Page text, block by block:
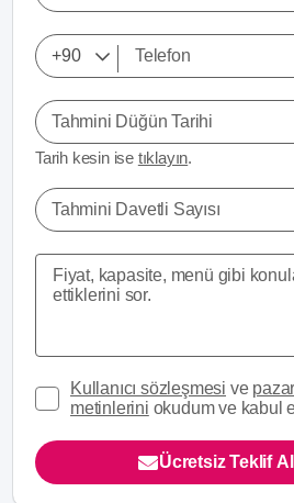
Tahmini Düğün Tarihi
Tarih kesin ise tıklayın.
Tahmini Davetli Sayısı
Kullanıcı sözleşmesi ve
metinlerini okudum ve kabul
Ücretsiz Teklif Al